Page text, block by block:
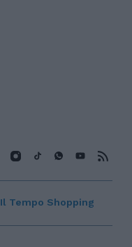
Il Tempo Shopping